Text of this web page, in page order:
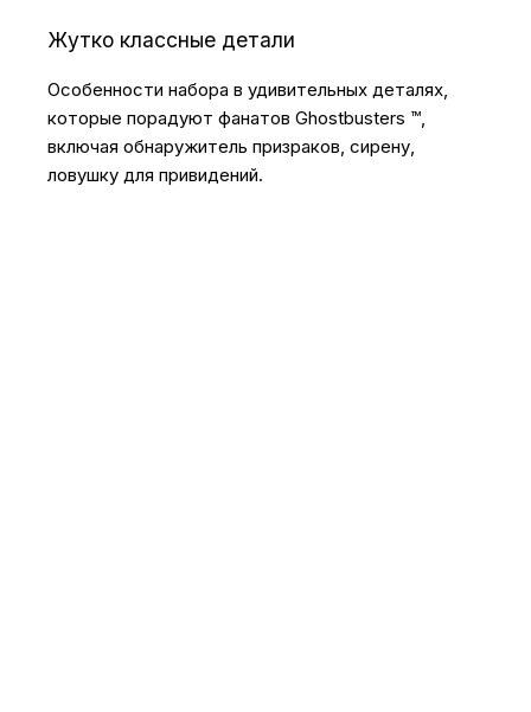
Жутко классные детали
Особенности набора в удивительных деталях,
которые порадуют фанатов Ghostbusters ™,
включая обнаружитель призраков, сирену,
ловушку для привидений.